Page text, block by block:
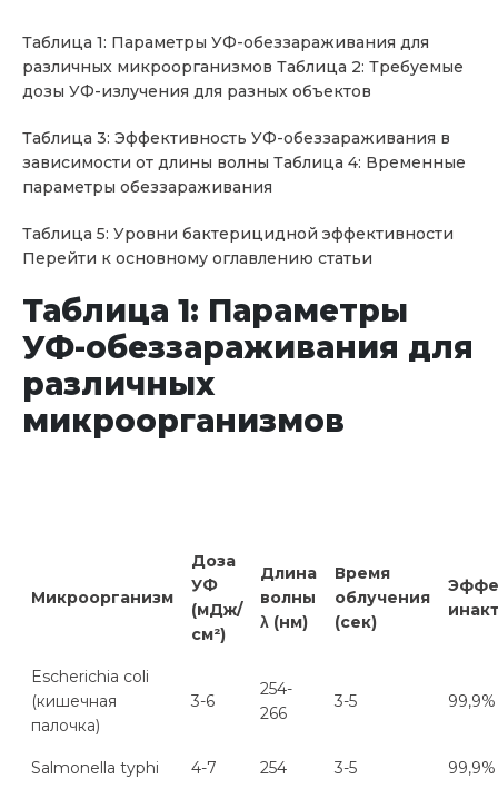
Таблица 1: Параметры УФ-обеззараживания для
различных микроорганизмов Таблица 2: Требуемые
дозы УФ-излучения для разных объектов
Таблица 3: Эффективность УФ-обеззараживания в
зависимости от длины волны Таблица 4: Временные
параметры обеззараживания
Таблица 5: Уровни бактерицидной эффективности
Перейти к основному оглавлению статьи
Таблица 1: Параметры
УФ-обеззараживания для
различных
микроорганизмов
Микроорганизм
Доза
УФ
(мДж/
см²)
Длина
волны
λ (нм)
Время
облучения
(сек)
Escherichia coli
(кишечная
палочка)
3-6
254-
266
3-5 99,9%
Salmonella typhi 4-7 254 3-5 99,9%